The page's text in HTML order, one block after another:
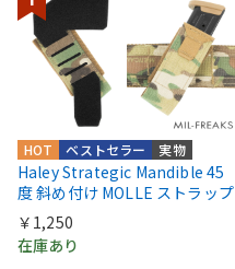
実物
ベストセラー
HOT
Haley Strategic Mandible 45
度 斜め付け MOLLE ストラップ
￥1,250
在庫あり